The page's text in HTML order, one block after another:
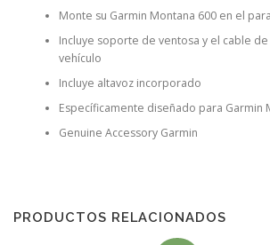
Monte su Garmin Montana 600 en el
Incluye soporte de ventosa y el cable
vehículo
Incluye altavoz incorporado
Específicamente diseñado para Garmin
Genuine Accessory Garmin
PRODUCTOS RELACIONADOS